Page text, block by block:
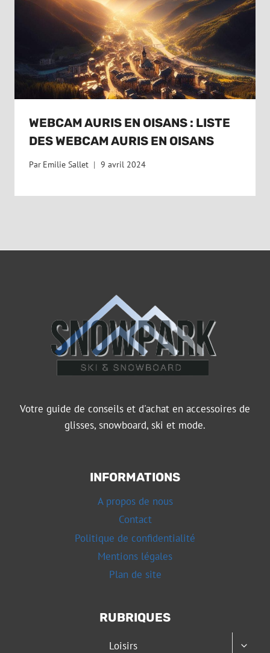
WEBCAM AURIS EN OISANS : LISTE
DES WEBCAM AURIS EN OISANS
Par Emilie Sallet 9 avril 2024
Votre guide de conseils et d'achat en accessoires de
glisses, snowboard, ski et mode.
INFORMATIONS
A propos de nous
Contact
Politique de confidentialité
Mentions légales
Plan de site
RUBRIQUES
Loisirs